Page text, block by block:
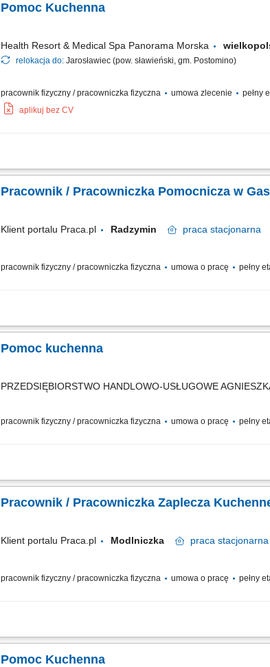
Pomoc Kuchenna
Health Resort & Medical Spa Panorama Morska
relokacja do: Jarosławiec (pow. sławieński, gm. Postomino)
pracownik fizyczny / pracowniczka fizyczna umowa zlecenie pełny
aplikuj bez CV
Zakres obowiązków: pomoc w przygotowywaniu posiłków;
Pracownik / Pracowniczka Pomocnicza w
Klient portalu Praca.pl Radzymin praca stacjonarna
pracownik fizyczny / pracowniczka fizyczna umowa o pracę pełny
Zmywanie i wyparzanie naczyń; Utrzymywanie czystości w
Pomoc kuchenna
PRZEDSIĘBIORSTWO HANDLOWO-USŁUGOWE
pracownik fizyczny / pracowniczka fizyczna umowa o pracę pełny
Opis stanowiska przygotowywanie produktów i półproduktów do
Pracownik / Pracowniczka Zaplecza
Klient portalu Praca.pl Modlniczka praca stacjonarna
pracownik fizyczny / pracowniczka fizyczna umowa o pracę pełny
Utrzymywanie czystości naczyń, urządzeń i zaplecza kuchennego.
Pomoc Kuchenna